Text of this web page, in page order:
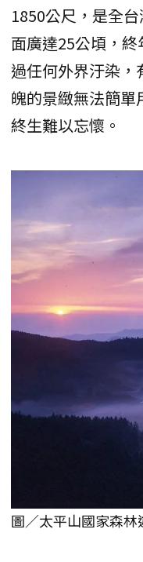
1850公尺，是全
面廣達25公頃，
過任何外界汙染，
魄的景緻無法簡
終生難以忘懷。
圖／太平山國家森林